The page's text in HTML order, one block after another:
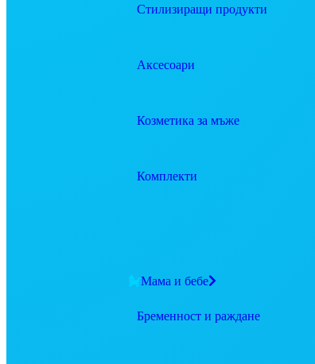
Стилизиращи продукти
Аксесоари
Козметика за мъже
Комплекти
Мама и бебе
Бременност и раждане